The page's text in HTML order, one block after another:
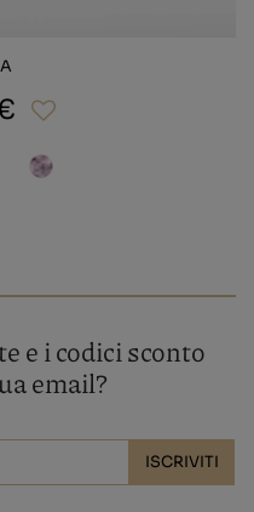
e i codici sconto
email?
ISCRIVITI